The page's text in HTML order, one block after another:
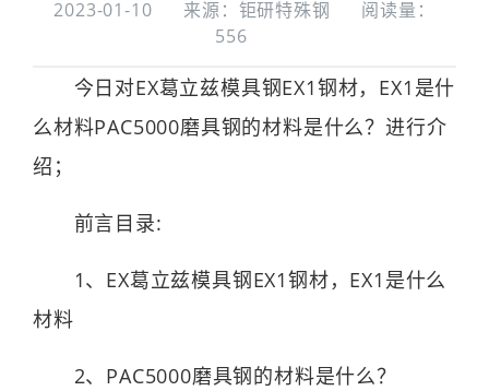
2023-01-10 来源：钜研特殊钢
阅读量：
556
今日对EX葛立兹模具钢EX1钢材，EX1是什
么材料PAC5000磨具钢的材料是什么？进行介
绍；
前言目录:
1、EX葛立兹模具钢EX1钢材，EX1是什么
材料
2、PAC5000磨具钢的材料是什么？